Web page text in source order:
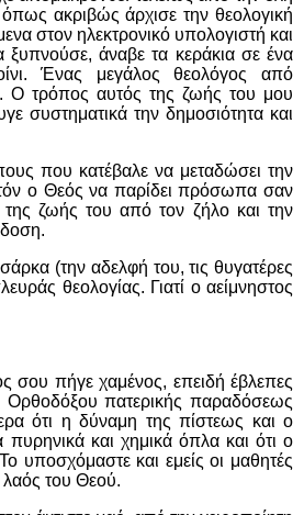
ακριβώς άρχισε την θεολογική
στον ηλεκτρονικό υπολογιστή και
ξυπνούσε, άναβε τα κεράκια σε ένα
Ένας μεγάλος θεολόγος από
Ο τρόπος αυτός της ζωής του μου
συστηματικά την δημοσιότητα και
που κατέβαλε να μεταδώσει την
ο Θεός να παρίδει πρόσωπα σαν
ζωής του από τον ζήλο και την
(την αδελφή του, τις θυγατέρες
θεολογίας. Γιατί ο αείμνηστος
σου πήγε χαμένος, επειδή έβλεπες
Ορθοδόξου πατερικής παραδόσεως
ότι η δύναμη της πίστεως και ο
πυρηνικά και χημικά όπλα και ότι ο
υποσχόμαστε και εμείς οι μαθητές
λαός του Θεού.